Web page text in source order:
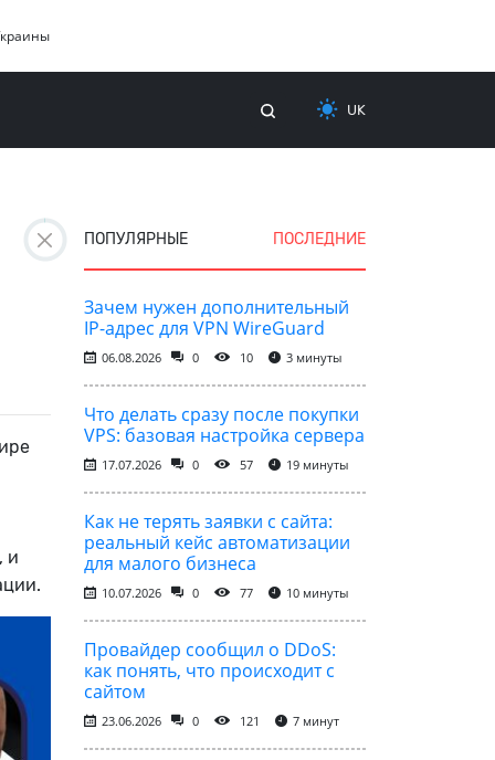
UK
и
ПОПУЛЯРНЫЕ ПОСЛЕДНИЕ
Зачем нужен дополнительный
IP-адрес для VPN WireGuard
06.08.2026 0 10 3 минуты
Что делать сразу после покупки
VPS: базовая настройка сервера
17.07.2026 0 57 19 минуты
Как не терять заявки с сайта:
реальный кейс автоматизации
для малого бизнеса
10.07.2026 0 77 10 минуты
Провайдер сообщил о DDoS:
как понять, что происходит с
сайтом
23.06.2026 0 121 7 минут